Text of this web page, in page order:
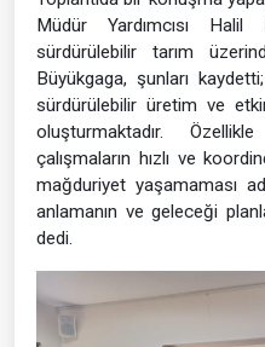
Müdür Yardımcısı
sürdürülebilir tarım
Büyükgaga, şunları
sürdürülebilir üretim ve
oluşturmaktadır.
çalışmaların hızlı ve
mağduriyet yaşamaması
anlamanın ve geleceği
dedi.